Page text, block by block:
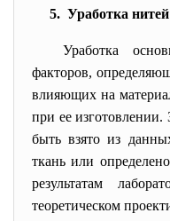
5. Уработка
Уработка
факторов,
влияющих на
при ее изготовлении.
быть взято из
ткань или
результатам
теоретическом